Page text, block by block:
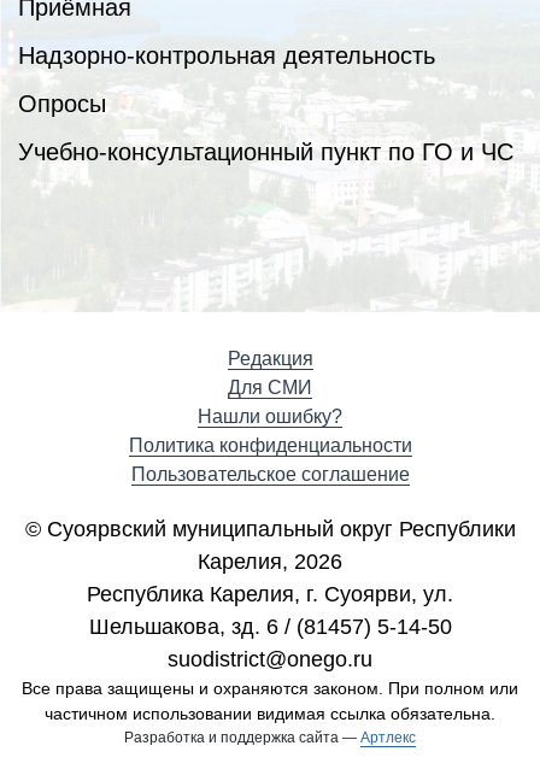
Приёмная
Надзорно-контрольная деятельность
Опросы
Учебно-консультационный пункт по ГО и ЧС
Редакция
Для СМИ
Нашли ошибку?
Политика конфиденциальности
Пользовательское соглашение
© Суоярвский муниципальный округ Республики
Карелия, 2026
Республика Карелия, г. Cуоярви, ул.
Шельшакова, зд. 6 / (81457) 5-14-50
suodistrict@onego.ru
Все права защищены и охраняются законом. При полном или
частичном использовании видимая ссылка обязательна.
Разработка и поддержка сайта — Артлекс